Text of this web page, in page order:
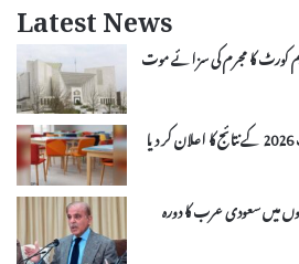
Latest News
کورٹ کا مجرم کی سزائے موت
شہباز شریف اگلے 48 گھنٹوں میں سعودی عرب کا دورہ